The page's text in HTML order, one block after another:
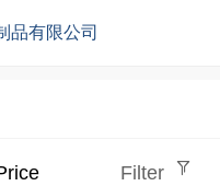
品有限公司
Filter